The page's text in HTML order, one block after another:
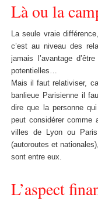
Là ou la
La seule vraie
c’est au niveau des
jamais l’avantage
potentielles…
Mais il faut relativiser,
banlieue Parisienne il
dire que la personne
peut considérer comme
villes de Lyon ou
(autoroutes et
sont entre eux.
L’aspect